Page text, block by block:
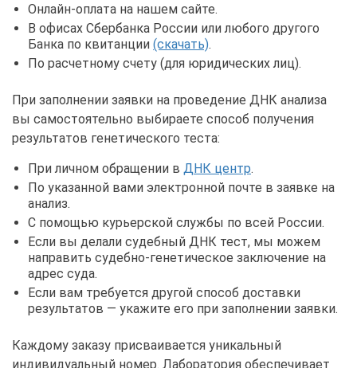
Онлайн-оплата на нашем сайте.
В офисах Сбербанка России или любого другого
Банка по квитанции (скачать).
По расчетному счету (для юридических лиц).
При заполнении заявки на проведение ДНК анализа
вы самостоятельно выбираете способ получения
результатов генетического теста:
При личном обращении в ДНК центр.
По указанной вами электронной почте в заявке на
анализ.
С помощью курьерской службы по всей России.
Если вы делали судебный ДНК тест, мы можем
направить судебно-генетическое заключение на
адрес суда.
Если вам требуется другой способ доставки
результатов — укажите его при заполнении заявки.
Каждому заказу присваивается уникальный
индивидуальный номер. Лаборатория обеспечивает